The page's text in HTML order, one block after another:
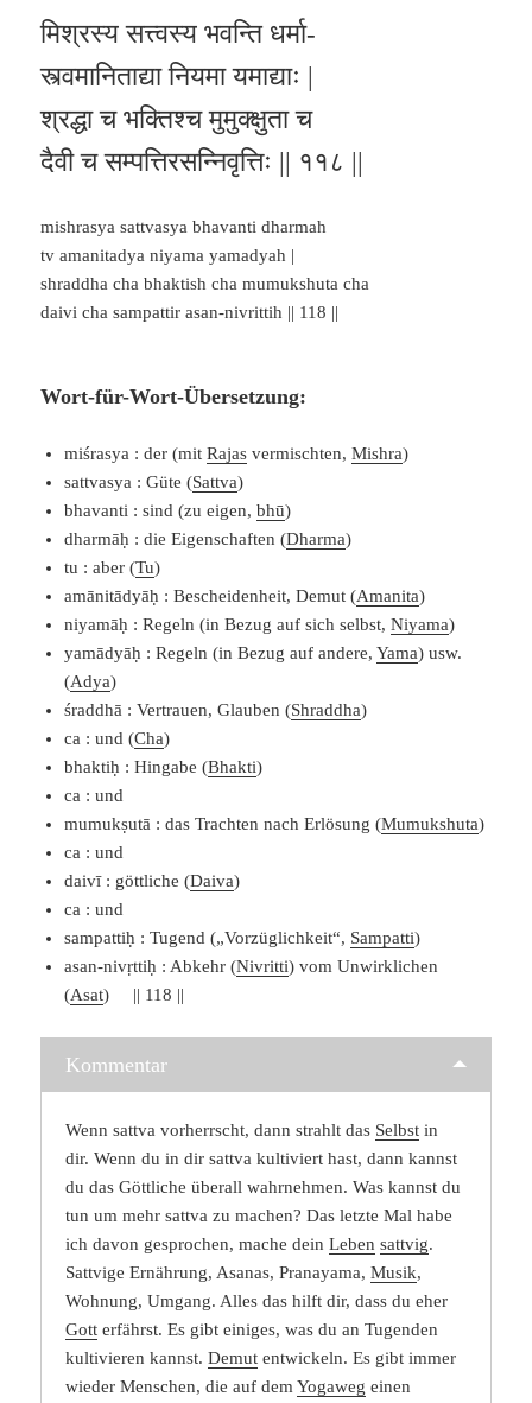
मिश्रस्य सत्त्वस्य भवन्ति धर्मा-
स्त्वमानिताद्या नियमा यमाद्याः |
श्रद्धा च भक्तिश्च मुमुक्क्षुता च
दैवी च सम्पत्तिरसन्निवृत्तिः || ११८ ||
mishrasya sattvasya bhavanti dharmah
tv amanitadya niyama yamadyah |
shraddha cha bhaktish cha mumukshuta cha
daivi cha sampattir asan-nivrittih || 118 ||
Wort-für-Wort-Übersetzung:
miśrasya : der (mitRajas vermischten,Mishra)
sattvasya : Güte (Sattva)
bhavanti : sind (zu eigen,bhū)
dharmāḥ : die Eigenschaften (Dharma)
tu : aber (Tu)
amānitādyāḥ : Bescheidenheit, Demut (Amanita)
niyamāḥ : Regeln (in Bezug auf sich selbst,Niyama)
yamādyāḥ : Regeln (in Bezug auf andere,Yama) usw.
(Adya)
śraddhā : Vertrauen, Glauben (Shraddha)
ca : und (Cha)
bhaktiḥ : Hingabe (Bhakti)
ca : und
mumukṣutā : das Trachten nach Erlösung (Mumukshuta)
ca : und
daivī : göttliche (Daiva)
ca : und
sampattiḥ : Tugend („Vorzüglichkeit“, Sampatti)
asan-nivṛttiḥ : Abkehr (Nivritti) vom Unwirklichen
(Asat) || 118 ||
Kommentar
Wenn sattva vorherrscht, dann strahlt das Selbst in
dir. Wenn du in dir sattva kultiviert hast, dann kannst
du das Göttliche überall wahrnehmen. Was kannst du
tun um mehr sattva zu machen? Das letzte Mal habe
ich davon gesprochen, mache deinLeben sattvig.
Sattvige Ernährung, Asanas, Pranayama,Musik,
Wohnung, Umgang. Alles das hilft dir, dass du eher
Gott erfährst. Es gibt einiges, was du an Tugenden
kultivieren kannst.Demut entwickeln. Es gibt immer
wieder Menschen, die auf demYogaweg einen